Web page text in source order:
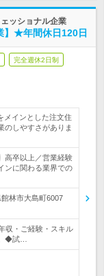
ッショナル企業
】★年間休日120日
完全週休2日制
メインとした注文住
のしやすさがありま
高卒以上／営業経験
ンに関わる業界での
林市大島町6007
収・ご経験・スキル
◆試…